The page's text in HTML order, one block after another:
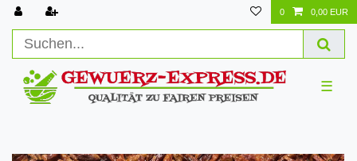
0 0,00 EUR
☰